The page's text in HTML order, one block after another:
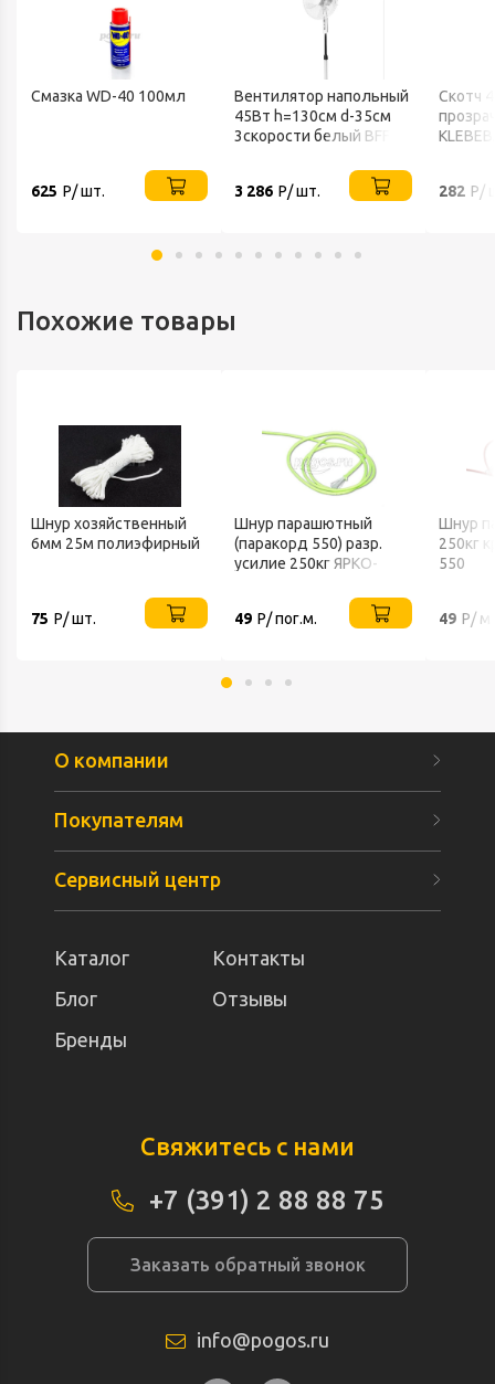
Смазка WD-40 100мл
625 Р/ шт.
Вентилятор напольный
45Вт h=130см d-35см
3скорости белый BFF-
3 286 Р/ шт.
Скотч
282 Р/
Похожие товары
Шнур хозяйственный
6мм 25м полиэфирный
75 Р/ шт.
Шнур парашютный
(паракорд 550) разр.
усилие 250кг ЯРКО-
49 Р/ пог.м.
Шнур
250кг
550
49 Р/ м
О компании
Покупателям
Сервисный центр
Каталог
Контакты
Блог
Отзывы
Бренды
Свяжитесь с нами
+7 (391) 2 88 88 75
Заказать обратный звонок
info@pogos.ru